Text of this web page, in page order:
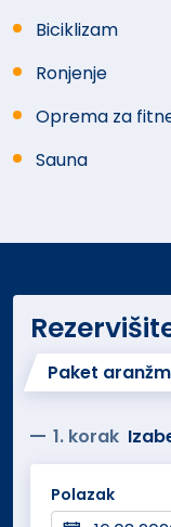
Biciklizam
Ronjenje
Oprema za
Sauna
Paket
1. korak
Polazak